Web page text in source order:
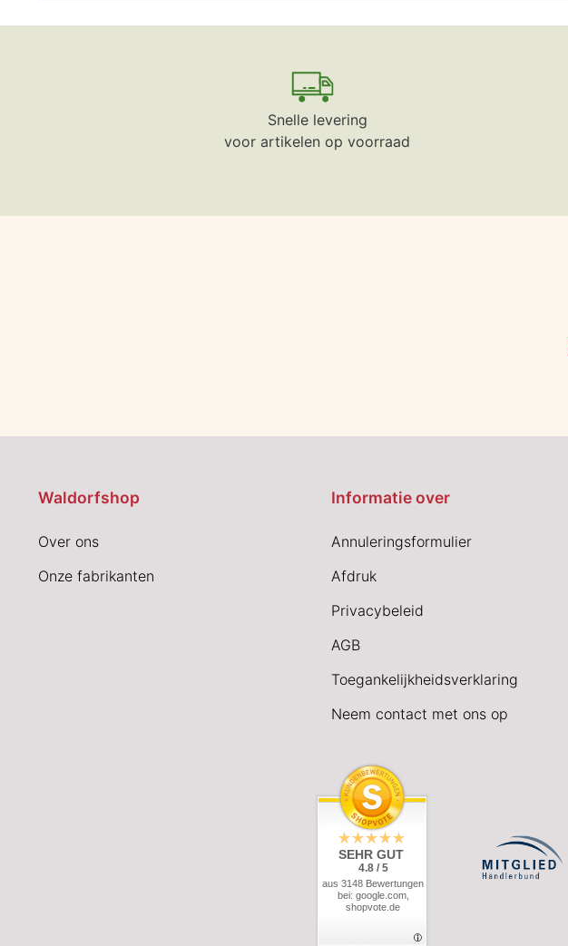
Snelle levering
voor artikelen op voorraad
Waldorfshop
Over ons
Onze fabrikanten
Informatie over
Annuleringsformulier
Afdruk
Privacybeleid
AGB
Toegankelijkheidsverklaring
Neem contact met ons op
SEHR GUT
4.8 / 5
aus 3148 Bewertungen
bei: google.com,
shopvote.de